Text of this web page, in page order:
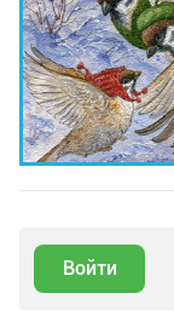
Войти